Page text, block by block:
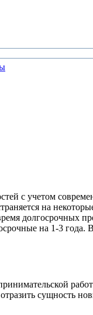
с учетом
на
долгосрочных
на 1-3
сущность